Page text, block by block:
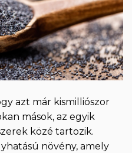
azt már kismilliószor
mások, az egyik
közé tartozik.
növény, amely